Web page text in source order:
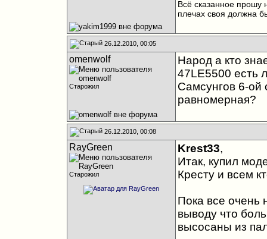
Всё сказанное прошу
плечах своя должна
26.12.2010, 00:05
omenwolf
Старожил
Народ а кто
47LE5500 есть
Самсунгов 6-ой
равномерная?
26.12.2010, 00:08
RayGreen
Старожил
Krest33,
Итак, купил
Кресту и всем
Пока все очень
выводу что
высосаны из